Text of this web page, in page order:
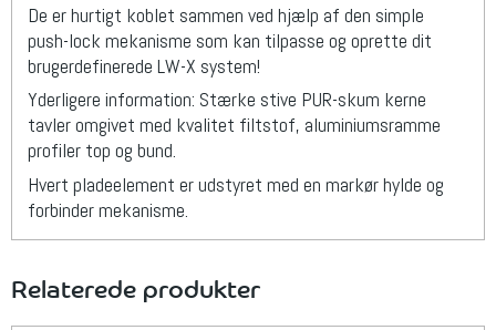
De er hurtigt koblet sammen ved hjælp af den simple
push-lock mekanisme som kan tilpasse og oprette dit
brugerdefinerede LW-X system!
Yderligere information: Stærke stive PUR-skum kerne
tavler omgivet med kvalitet filtstof, aluminiumsramme
profiler top og bund.
Hvert pladeelement er udstyret med en markør hylde og
forbinder mekanisme.
Relaterede produkter